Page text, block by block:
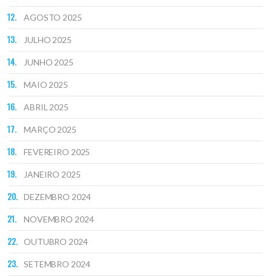
AGOSTO 2025
JULHO 2025
JUNHO 2025
MAIO 2025
ABRIL 2025
MARÇO 2025
FEVEREIRO 2025
JANEIRO 2025
DEZEMBRO 2024
NOVEMBRO 2024
OUTUBRO 2024
SETEMBRO 2024